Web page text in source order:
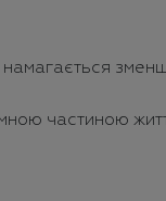
намагається
частиною